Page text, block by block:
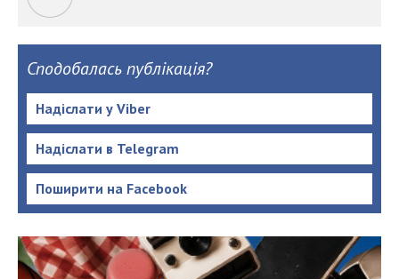
Сподобалась публікація?
Надіслати у Viber
Надіслати в Telegram
Поширити на Facebook